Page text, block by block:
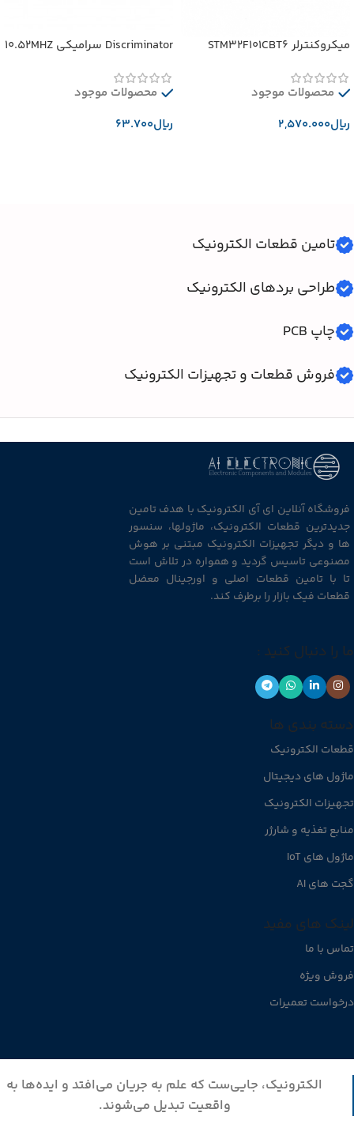
میکروکنترلر STM32F101CBT6
محصولات موجود
﷼
Discriminator سرامیکی 10.52MHZ
محصولات موجود
﷼
تامین قطعات الکترونیک
طراحی بردهای الکترونیک
چاپ PCB
فروش قطعات و تجهیزات الکترونیک
فروشگاه آنلاین ای آی الکترونیک با هدف تامین
جدیدترین قطعات الکترونیک، ماژولها، سنسور
ها و دیگر تجهیزات الکترونیک مبتنی بر هوش
مصنوعی تاسیس گردید و همواره در تلاش است
تا با تامین قطعات اصلی و اورجینال معضل
قطعات فیک بازار را برطرف کند.
ما را دنبال کنید :
دسته بندی ها
قطعات الکترونیک
ماژول های دیجیتال
تجهیزات الکترونیک
منابع تغذیه و شارژر
ماژول های IoT
گجت های AI
لینک های مفید
تماس با ما
فروش ویژه
درخواست تعمیرات
الکترونیک، جایی‌ست که علم به جریان می‌افتد و ایده‌ها به
واقعیت تبدیل می‌شوند.